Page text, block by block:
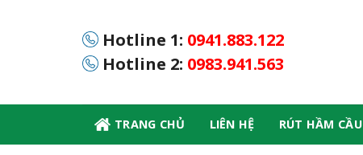
Hotline 1: 0941.883.122
Hotline 2: 0983.941.563
TRANG CHỦ LIÊN HỆ RÚT HẦM CẦU